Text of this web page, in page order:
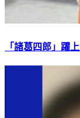
「諸葛四郎」躍